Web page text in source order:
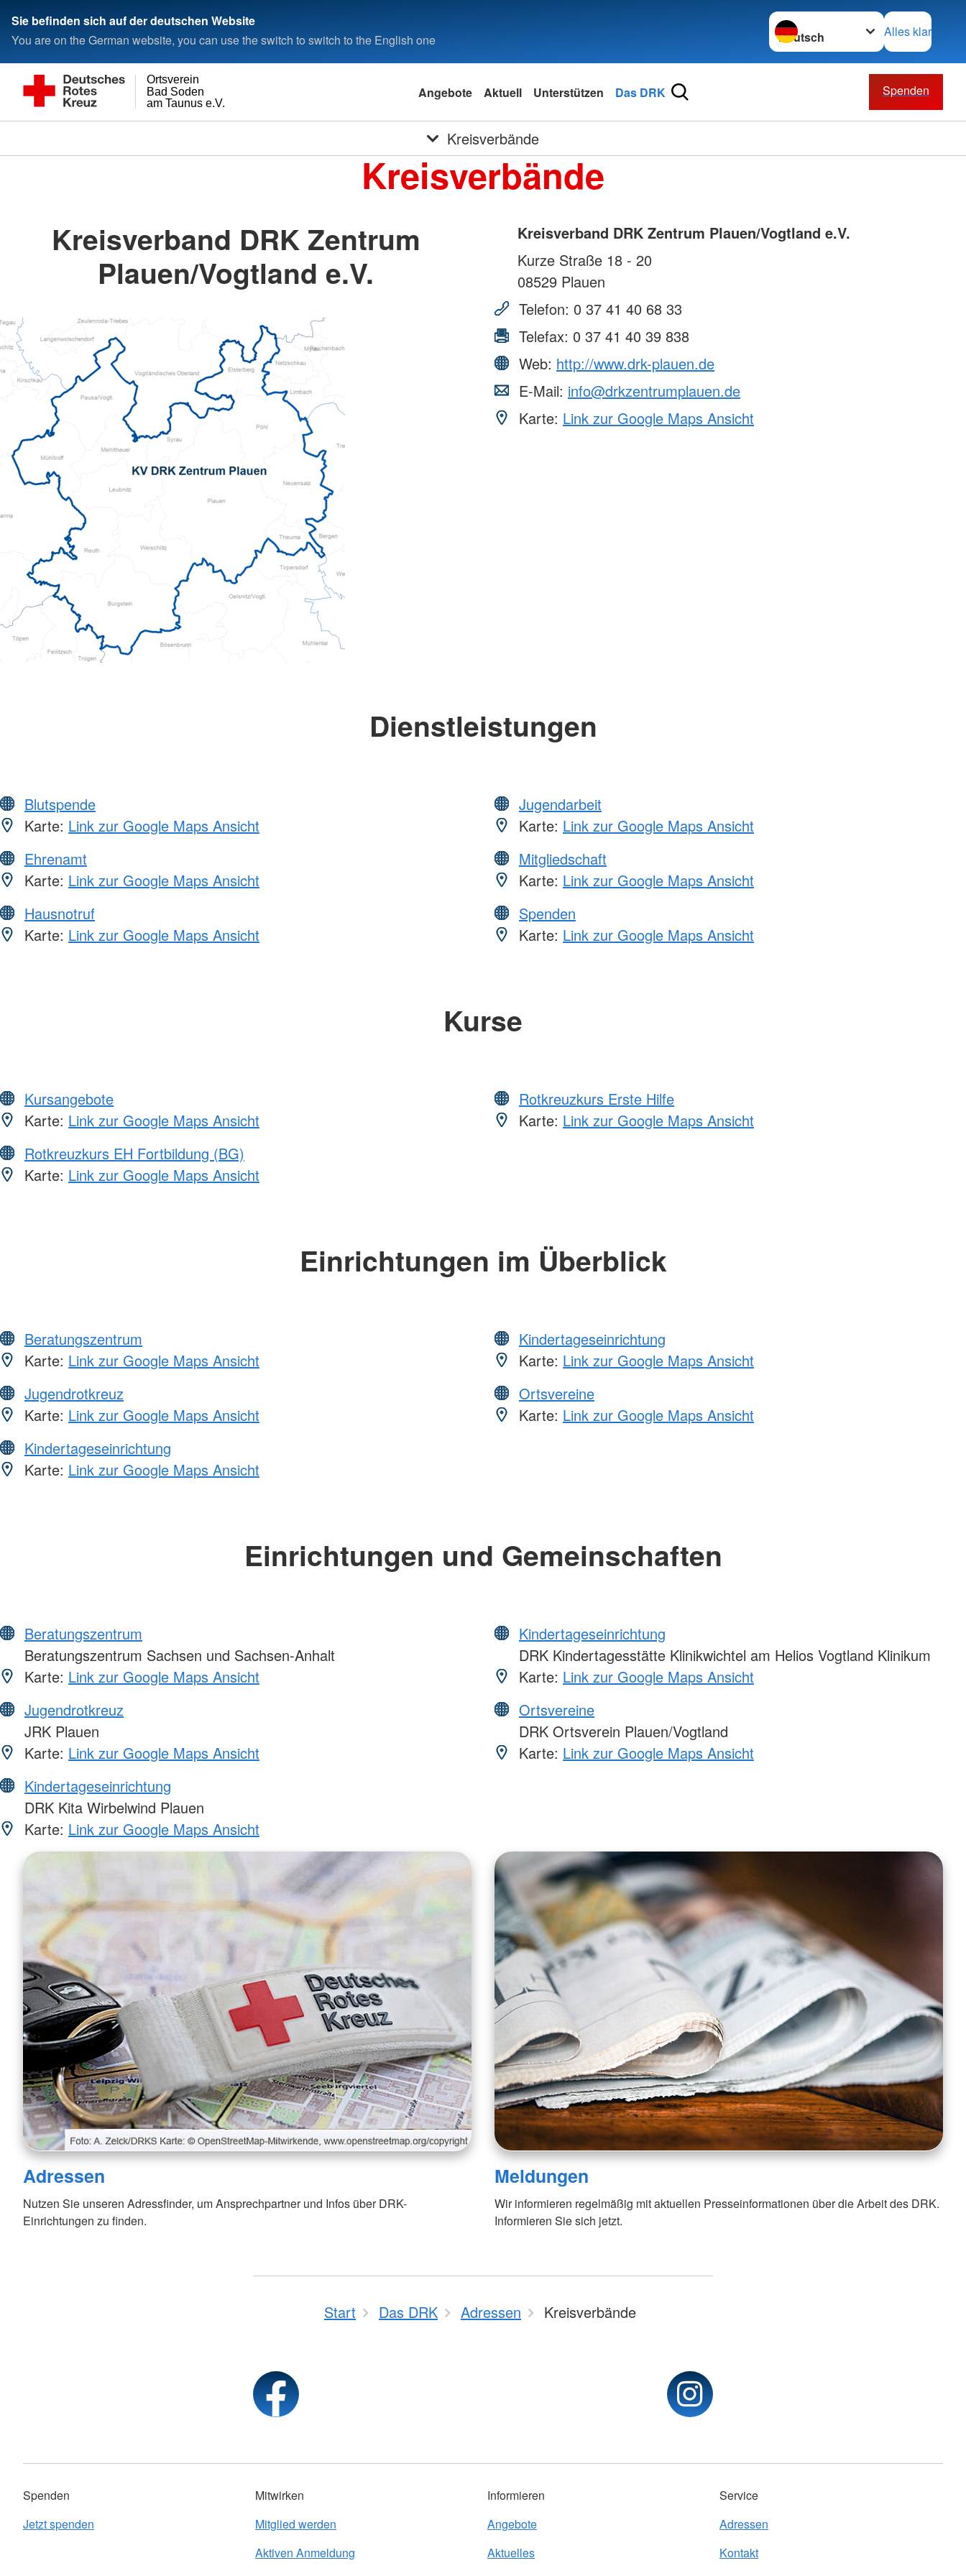
Sie befinden sich auf der deutschen Website
You are on the German website, you can use the switch to switch to the English one
Sprache wechseln zu
Alles klar
am Taunus e.V.
Bad Soden
Ortsverein
Angebote Aktuell Unterstützen Das DRK Spenden
Kreisverbände
Kreisverbände
Kreisverband DRK Zentrum
Plauen/Vogtland e.V.
Kreisverband DRK Zentrum Plauen/Vogtland e.V.
Kurze Straße 18 - 20
08529 Plauen
Telefon: 0 37 41 40 68 33
Telefax: 0 37 41 40 39 838
Web: http://www.drk-plauen.de
E-Mail: info@drkzentrumplauen.de
Karte: Link zur Google Maps Ansicht
Dienstleistungen
Blutspende
Karte: Link zur Google Maps Ansicht
Ehrenamt
Karte: Link zur Google Maps Ansicht
Hausnotruf
Karte: Link zur Google Maps Ansicht
Jugendarbeit
Karte: Link zur Google Maps Ansicht
Mitgliedschaft
Karte: Link zur Google Maps Ansicht
Spenden
Karte: Link zur Google Maps Ansicht
Kurse
Kursangebote
Karte: Link zur Google Maps Ansicht
Rotkreuzkurs EH Fortbildung (BG)
Karte: Link zur Google Maps Ansicht
Rotkreuzkurs Erste Hilfe
Karte: Link zur Google Maps Ansicht
Einrichtungen im Überblick
Beratungszentrum
Karte: Link zur Google Maps Ansicht
Jugendrotkreuz
Karte: Link zur Google Maps Ansicht
Kindertageseinrichtung
Karte: Link zur Google Maps Ansicht
Kindertageseinrichtung
Karte: Link zur Google Maps Ansicht
Ortsvereine
Karte: Link zur Google Maps Ansicht
Einrichtungen und Gemeinschaften
Beratungszentrum
Beratungszentrum Sachsen und Sachsen-Anhalt
Karte: Link zur Google Maps Ansicht
Jugendrotkreuz
JRK Plauen
Karte: Link zur Google Maps Ansicht
Kindertageseinrichtung
DRK Kita Wirbelwind Plauen
Karte: Link zur Google Maps Ansicht
Kindertageseinrichtung
DRK Kindertagesstätte Klinikwichtel am Helios Vogtland Klinikum
Karte: Link zur Google Maps Ansicht
Ortsvereine
DRK Ortsverein Plauen/Vogtland
Karte: Link zur Google Maps Ansicht
Adressen
Nutzen Sie unseren Adressfinder, um Ansprechpartner und Infos über DRK-
Einrichtungen zu finden.
Meldungen
Wir informieren regelmäßig mit aktuellen Presseinformationen über die Arbeit des DRK.
Informieren Sie sich jetzt.
Start Das DRK Adressen Kreisverbände
Spenden
Jetzt spenden
Mitwirken
Mitglied werden
Aktiven Anmeldung
Informieren
Angebote
Aktuelles
Service
Adressen
Kontakt